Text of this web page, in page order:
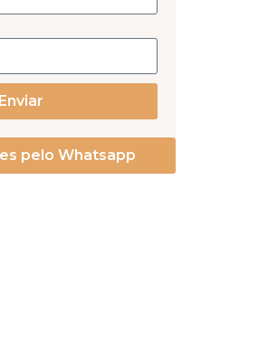
Enviar
pelo Whatsapp